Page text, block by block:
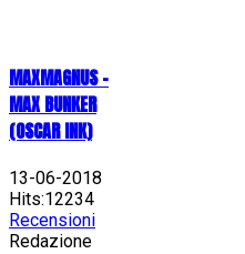
MAXMAGNUS –
MAX BUNKER
(OSCAR INK)
13-06-2018
Hits:12234
Recensioni
Redazione